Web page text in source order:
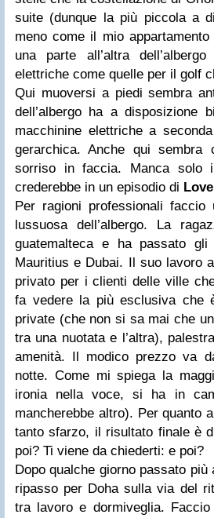
suite (dunque la più piccola a
meno come il mio
una parte all’altra
elettriche come quelle per il golf
Qui muoversi a piedi sembra
dell’albergo ha a disposizione
macchinine elettriche a
gerarchica. Anche qui
sorriso in faccia. Manca solo
crederebbe in un episodio di
Per ragioni professionali faccio
lussuosa dell’albergo. La
guatemalteca e ha passato
Mauritius e Dubai. Il suo lavoro
privato per i clienti delle ville
fa vedere la più esclusiva che
private (che non si sa mai che
tra una nuotata e l’altra),
amenità. Il modico prezzo va
notte. Come mi spiega la
ironia nella voce, si ha in
mancherebbe altro). Per quanto
tanto sfarzo, il risultato finale è
poi? Ti viene da chiederti: e poi?
Dopo qualche giorno passato
ripasso per Doha sulla via del
tra lavoro e dormiveglia.